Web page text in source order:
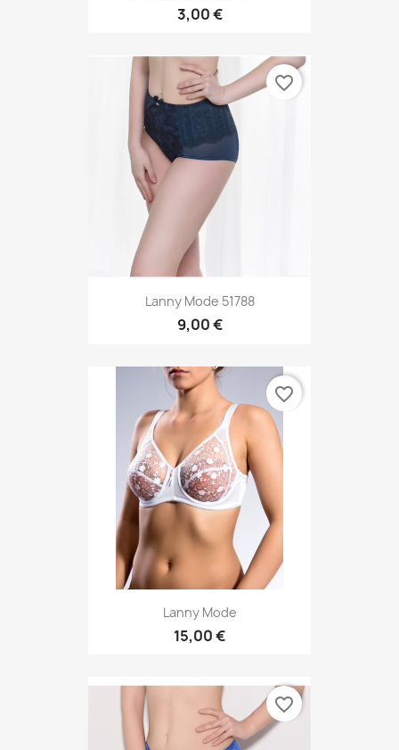
3,00 €
Lanny Mode 51788
9,00 €
favorite_border
Lanny Mode
15,00 €
favorite_border
favorite_border